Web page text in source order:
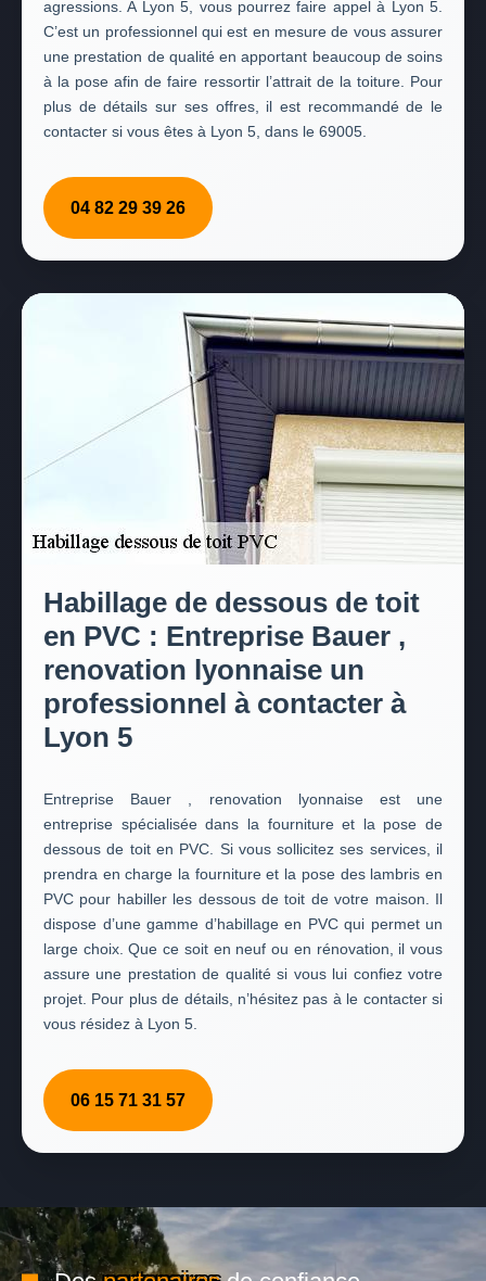
agressions. A Lyon 5, vous pourrez faire appel à Lyon 5.
C’est un professionnel qui est en mesure de vous assurer
une prestation de qualité en apportant beaucoup de soins
à la pose afin de faire ressortir l’attrait de la toiture. Pour
plus de détails sur ses offres, il est recommandé de le
contacter si vous êtes à Lyon 5, dans le 69005.
04 82 29 39 26
Habillage de dessous de toit
en PVC : Entreprise Bauer ,
renovation lyonnaise un
professionnel à contacter à
Lyon 5
Entreprise Bauer , renovation lyonnaise est une
entreprise spécialisée dans la fourniture et la pose de
dessous de toit en PVC. Si vous sollicitez ses services, il
prendra en charge la fourniture et la pose des lambris en
PVC pour habiller les dessous de toit de votre maison. Il
dispose d’une gamme d’habillage en PVC qui permet un
large choix. Que ce soit en neuf ou en rénovation, il vous
assure une prestation de qualité si vous lui confiez votre
projet. Pour plus de détails, n’hésitez pas à le contacter si
vous résidez à Lyon 5.
06 15 71 31 57